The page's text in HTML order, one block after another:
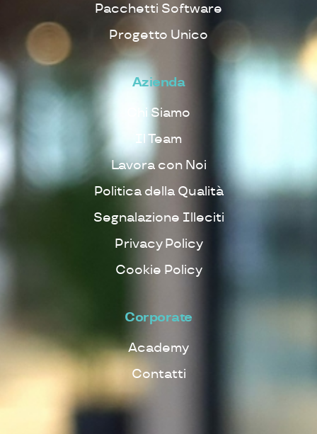
Pacchetti Software
Progetto Unico
Azienda
Chi Siamo
Il Team
Lavora con Noi
Politica della Qualità
Segnalazione Illeciti
Privacy Policy
Cookie Policy
Corporate
Academy
Contatti